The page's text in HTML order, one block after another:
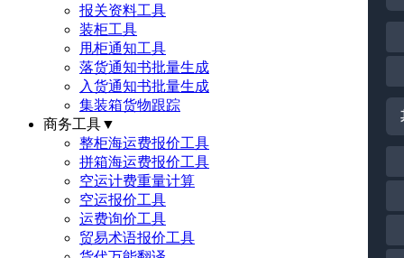
报关资料工具
装柜工具
甩柜通知工具
落货通知书批量生成
入货通知书批量生成
集装箱货物跟踪
商务工具▼
整柜海运费报价工具
拼箱海运费报价工具
空运计费重量计算
空运报价工具
运费询价工具
贸易术语报价工具